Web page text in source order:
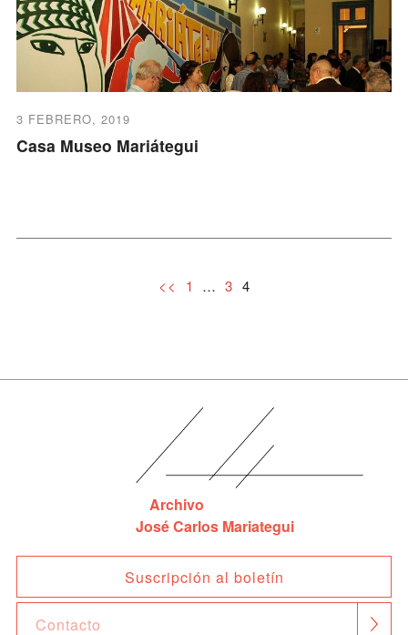
3 FEBRERO, 2019
Casa Museo Mariátegui
<< 1 … 3 4
Archivo
José Carlos Mariategui
Suscripción al boletín